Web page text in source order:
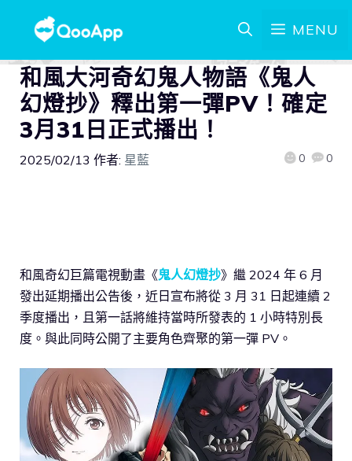
MENU
和風大河奇幻鬼人物語《鬼人
幻燈抄》釋出第一彈PV！確定
3月31日正式播出！
2025/02/13 作者: 星藍 0 0
和風奇幻巨篇電視動畫《鬼人幻燈抄》繼 2024 年 6 月
發出延期播出公告後，近日宣布將從 3 月 31 日起連續 2
季度播出，且第一話將維持當時所發表的 1 小時特別長
度。與此同時公開了主要角色齊聚的第一彈 PV。